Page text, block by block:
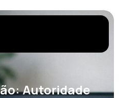
Autoridade